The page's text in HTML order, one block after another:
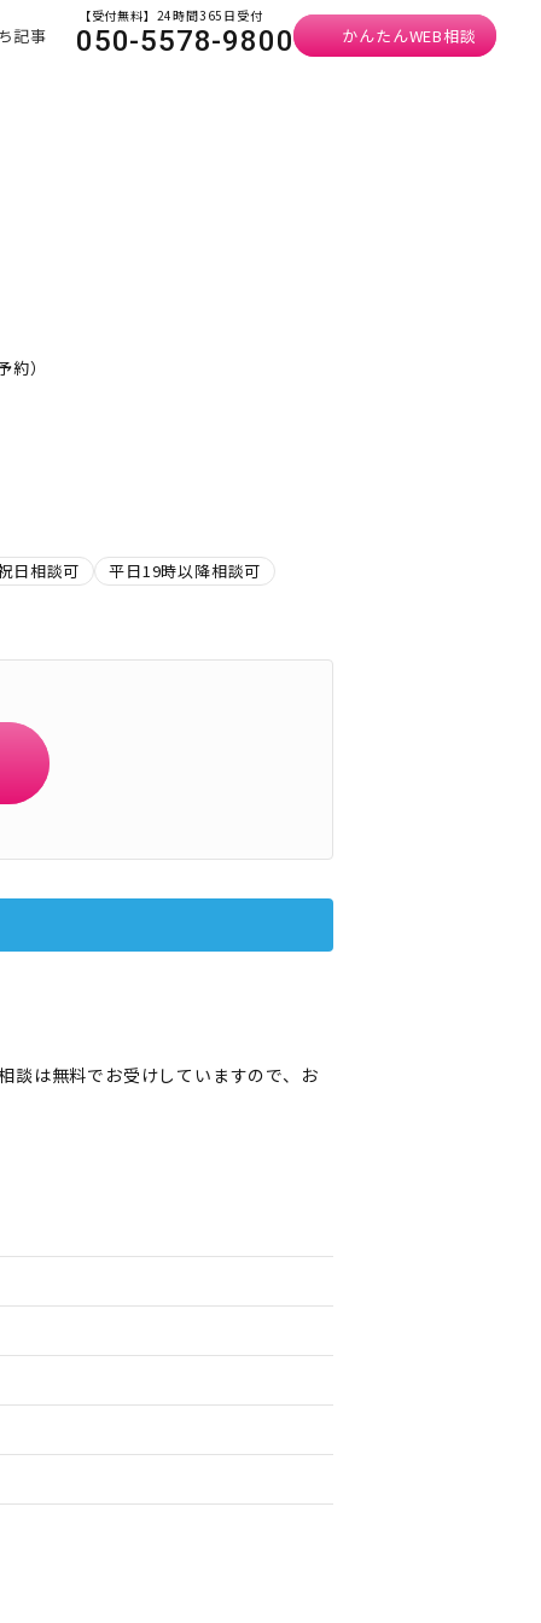
記事
【受付無料】24時間365日受付
050-5578-9800 かんたんWEB相談
）
日相談可 平日19時以降相談可
談は無料でお受けしていますので、お